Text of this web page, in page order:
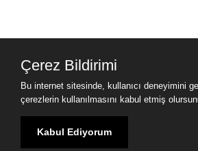
Çerez Bildirimi
Bu internet sitesinde, kullanıcı deneyimini
çerezlerin kullanılmasını kabul etmiş
Kabul Ediyorum